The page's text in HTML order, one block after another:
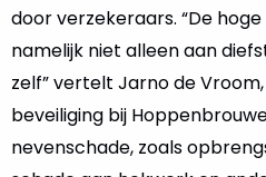
door verzekeraars. “De
namelijk niet alleen aan
zelf” vertelt Jarno de
beveiliging bij
nevenschade, zoals